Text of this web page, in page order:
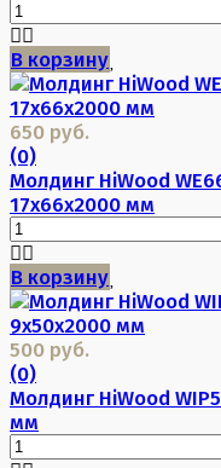
В корзину
650 руб.
(0)
Молдинг HiWood
17х66х2000 мм
В корзину
500 руб.
(0)
Молдинг HiWood
мм